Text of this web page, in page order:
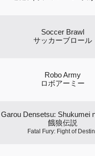
Soccer Brawl
サッカーブロール
Robo Army
ロボアーミー
Garou Densetsu: Shukumei
餓狼伝説
Fatal Fury: Fight of